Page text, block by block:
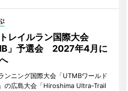
レイルラン国際大会
」予選会 2027年4月に
ンニング国際大会「UTMBワールド
の広島大会「Hiroshima Ultra-Trail